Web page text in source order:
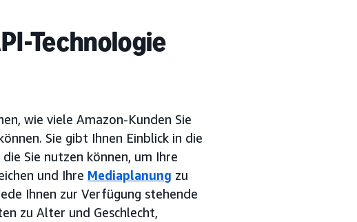
Technologie
wie viele Amazon-Kunden Sie
Sie gibt Ihnen Einblick in die
Sie nutzen können, um Ihre
und Ihre Mediaplanung zu
Ihnen zur Verfügung stehende
zu Alter und Geschlecht,